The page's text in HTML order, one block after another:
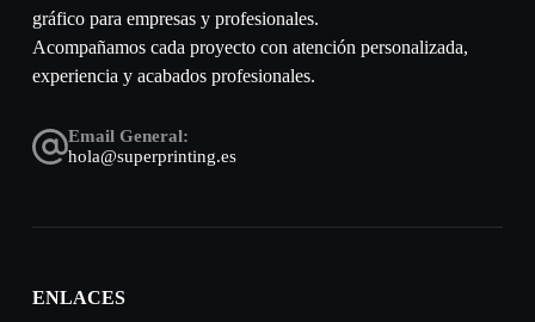
gráfico para empresas y profesionales.
Acompañamos cada proyecto con atención personalizada,
experiencia y acabados profesionales.
Email General:
hola@superprinting.es
ENLACES